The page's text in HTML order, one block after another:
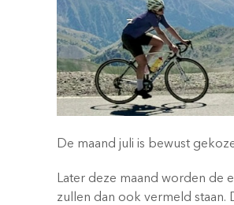
De maand juli is bewust
Later deze maand worden de
zullen dan ook vermeld